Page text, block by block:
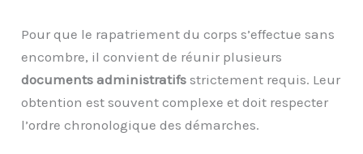
Pour que le rapatriement du corps s’effectue sans
encombre, il convient de réunir plusieurs
documents administratifs strictement requis. Leur
obtention est souvent complexe et doit respecter
l’ordre chronologique des démarches.